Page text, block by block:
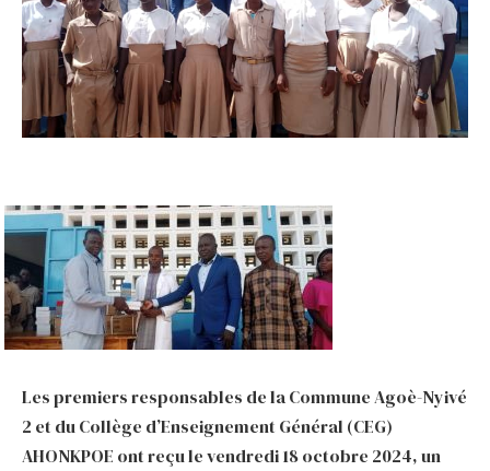
Les premiers responsables de la Commune Agoè-Nyivé
2 et du Collège d’Enseignement Général (CEG)
AHONKPOE ont reçu le vendredi 18 octobre 2024, un